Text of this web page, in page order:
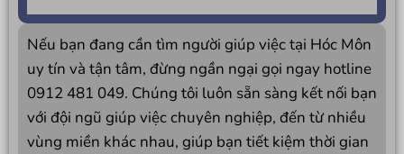
Nếu bạn đang cần tìm người giúp việc tại Hóc Môn
uy tín và tận tâm, đừng ngần ngại gọi ngay hotline
0912 481 049. Chúng tôi luôn sẵn sàng kết nối bạn
với đội ngũ giúp việc chuyên nghiệp, đến từ nhiều
vùng miền khác nhau, giúp bạn tiết kiệm thời gian